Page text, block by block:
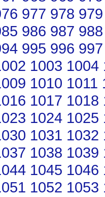
977 978 979
986 987 988
995 996 997
1003 1004
1010 1011
1017 1018
1024 1025
1031 1032
1038 1039
1045 1046
1052 1053